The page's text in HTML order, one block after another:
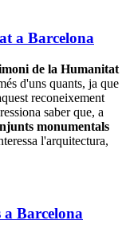
a Barcelona
de la Humanitat
d'uns quants, ja que
reconeixement
saber que, a
monumentals
l'arquitectura,
a Barcelona